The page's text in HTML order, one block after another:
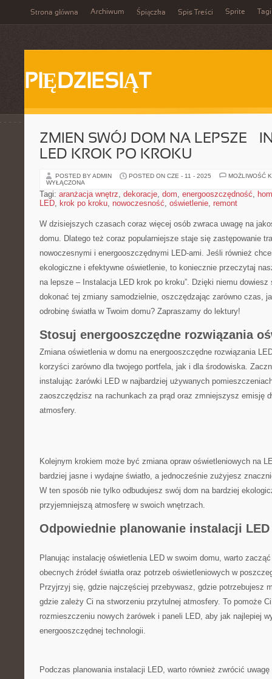
Strona główna Archiwum Śpiączka Spis Treści Sprite Tagi
PIĘDZIESIĄT
ZMIEN SWÓJ DOM NA LEPSZE –
LED KROK PO KROKU
POSTED BY ADMIN POSTED ON CZE - 11 - 2025
MOŻLIWOŚĆ
WYŁĄCZONA
Tagi: aranżacja wnętrz, dekoracje, dom, energooszczędność,
LED, krok po kroku, nowoczesność, oświetlenie, remont
W dzisiejszych⁣ czasach coraz więcej osób zwraca uwagę na
domu. Dlatego też coraz popularniejsze staje się zastępowanie
nowoczesnymi⁢ i energooszczędnymi ⁢LED-ami. Jeśli również
ekologiczne i efektywne oświetlenie, to koniecznie ⁣przeczytaj‍
na⁣ lepsze⁢ – Instalacja LED krok po kroku”. Dzięki niemu dowiesz
dokonać ​tej zmiany samodzielnie, oszczędzając zarówno czas,
odrobinę⁣ światła ​w Twoim ⁤domu? ⁣Zapraszamy do lektury!
Stosuj ‍energooszczędne rozwiązania
Zmiana oświetlenia ‌w‍ domu na energooszczędne rozwiązania
korzyści zarówno dla ‌twojego portfela, jak i dla środowiska.
instalując ⁢żarówki LED w⁤ najbardziej używanych
zaoszczędzisz na rachunkach za prąd oraz zmniejszysz emisję
⁣atmosfery.
Kolejnym krokiem może być zmiana‍ opraw oświetleniowych na⁢
bardziej jasne i ​wydajne światło, a jednocześnie zużyjesz
W ⁢ten ⁣sposób nie tylko odbudujesz‌ swój dom na bardziej
przyjemniejszą‌ atmosferę w swoich wnętrzach.
Odpowiednie planowanie instalacji
Planując ‍instalację oświetlenia LED ‍w swoim domu, warto⁢
obecnych źródeł⁢ światła oraz ⁣potrzeb oświetleniowych w
Przyjrzyj ‌się, gdzie najczęściej przebywasz, gdzie potrzebujesz
⁣gdzie zależy Ci na stworzeniu przytulnej atmosfery. ⁣To pomoże
rozmieszczeniu nowych żarówek i paneli LED, aby jak najlepiej
energooszczędnej technologii.
Podczas⁢ planowania instalacji LED, warto ⁢również zwrócić